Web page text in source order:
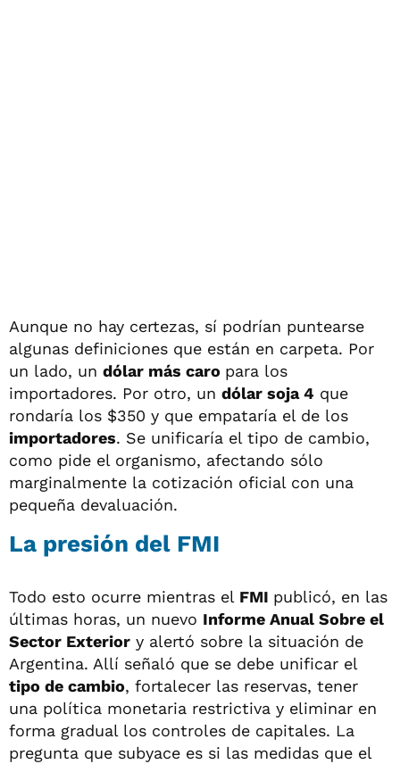
Aunque no hay certezas, sí podrían puntearse
algunas definiciones que están en carpeta. Por
un lado, un dólar más caro para los
importadores. Por otro, un dólar soja 4 que
rondaría los $350 y que empataría el de los
importadores. Se unificaría el tipo de cambio,
como pide el organismo, afectando sólo
marginalmente la cotización oficial con una
pequeña devaluación.
La presión del FMI
Todo esto ocurre mientras el FMI publicó, en las
últimas horas, un nuevo Informe Anual Sobre el
Sector Exterior y alertó sobre la situación de
Argentina. Allí señaló que se debe unificar el
tipo de cambio, fortalecer las reservas, tener
una política monetaria restrictiva y eliminar en
forma gradual los controles de capitales. La
pregunta que subyace es si las medidas que el